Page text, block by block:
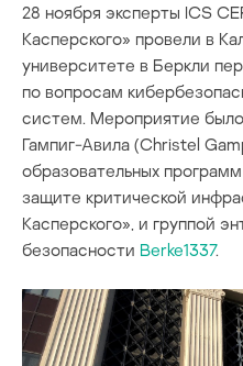
28 ноября эксперты ICS
Касперского» провели в
университете в Беркли
по вопросам
систем. Мероприятие
Гампиг-Авила (Christel
образовательных
защите критической
Касперского», и группой
безопасности Berke1337.